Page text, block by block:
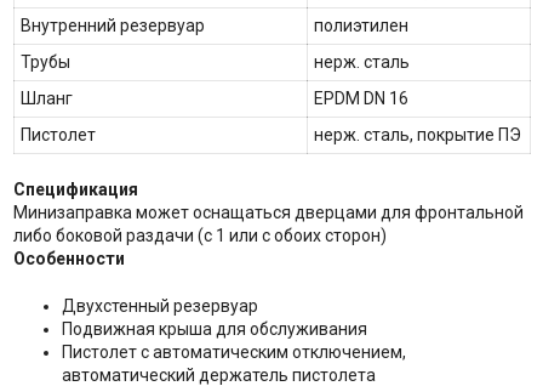
Внутренний резервуар
полиэтилен
Трубы
нерж. сталь
Шланг
EPDM DN 16
Пистолет
нерж. сталь, покрытие ПЭ
Спецификация
Минизаправка может оснащаться дверцами для фронтальной
либо боковой раздачи (с 1 или с обоих сторон)
Особенности
Двухстенный резервуар
Подвижная крыша для обслуживания
Пистолет с автоматическим отключением,
автоматический держатель пистолета